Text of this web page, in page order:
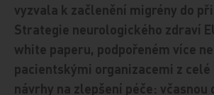
vyzvala k začlenění migrény do
Strategie neurologického zdraví
white paperu, podpořeném více
pacientskými organizacemi z celé
návrhy na zlepšení péče: včasnou